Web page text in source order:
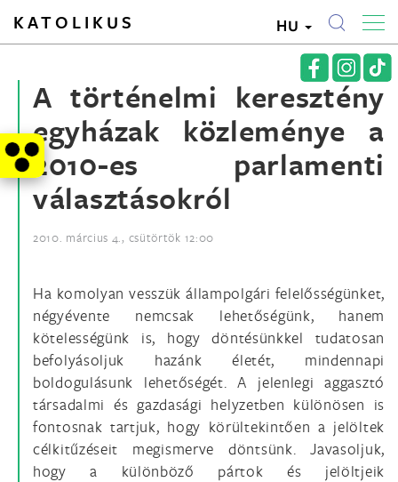
KATOLIKUS HU
A történelmi keresztény
egyházak közleménye a
2010-es parlamenti
választásokról
2010. március 4., csütörtök 12:00
Ha komolyan vesszük állampolgári felelősségünket,
négyévente nemcsak lehetőségünk, hanem
kötelességünk is, hogy döntésünkkel tudatosan
befolyásoljuk hazánk életét, mindennapi
boldogulásunk lehetőségét. A jelenlegi aggasztó
társadalmi és gazdasági helyzetben különösen is
fontosnak tartjuk, hogy körültekintően a jelöltek
célkitűzéseit megismerve döntsünk. Javasoljuk,
hogy a különböző pártok és jelöltjeik